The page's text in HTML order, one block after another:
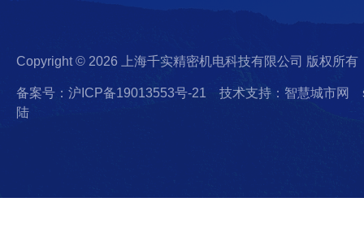
Copyright © 2026 上海千实精密机电科技有限公司 版权所有
备案号：沪ICP备19013553号-21 技术支持：智慧城市网
陆